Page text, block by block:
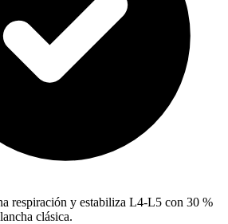
respiración y estabiliza L4-L5 con 30 %
clásica.